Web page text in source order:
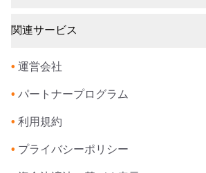
関連サービス
• 運営会社
• パートナープログラム
• 利用規約
• プライバシーポリシー